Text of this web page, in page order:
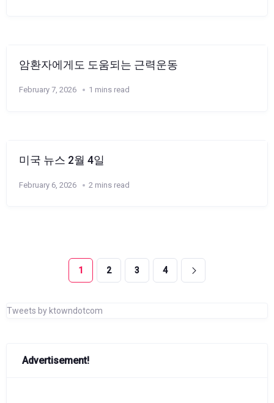
암환자에게도 도움되는 근력운동
February 7, 2026 1 mins read
미국 뉴스 2월 4일
February 6, 2026 2 mins read
1 2 3 4
Tweets by ktowndotcom
Advertisement!